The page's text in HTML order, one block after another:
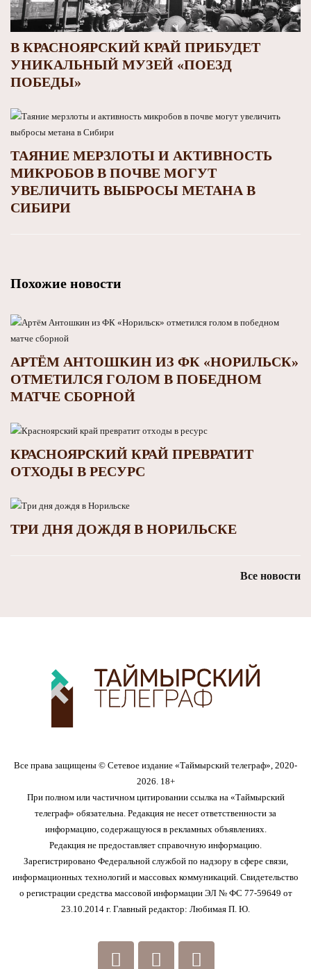
В КРАСНОЯРСКИЙ КРАЙ ПРИБУДЕТ
УНИКАЛЬНЫЙ МУЗЕЙ «ПОЕЗД
ПОБЕДЫ»
ТАЯНИЕ МЕРЗЛОТЫ И АКТИВНОСТЬ
МИКРОБОВ В ПОЧВЕ МОГУТ
УВЕЛИЧИТЬ ВЫБРОСЫ МЕТАНА В
СИБИРИ
Похожие новости
АРТЁМ АНТОШКИН ИЗ ФК «НОРИЛЬСК»
ОТМЕТИЛСЯ ГОЛОМ В ПОБЕДНОМ
МАТЧЕ СБОРНОЙ
КРАСНОЯРСКИЙ КРАЙ ПРЕВРАТИТ
ОТХОДЫ В РЕСУРС
ТРИ ДНЯ ДОЖДЯ В НОРИЛЬСКЕ
Все новости
Все права защищены © Сетевое издание «Таймырский телеграф», 2020-
2026. 18+
При полном или частичном цитировании ссылка на «Таймырский
телеграф» обязательна. Редакция не несет ответственности за
информацию, содержащуюся в рекламных объявлениях.
Редакция не предоставляет справочную информацию.
Зарегистрировано Федеральной службой по надзору в сфере связи,
информационных технологий и массовых коммуникаций. Свидетельство
о регистрации средства массовой информации ЭЛ № ФС 77-59649 от
23.10.2014 г. Главный редактор: Любимая П. Ю.